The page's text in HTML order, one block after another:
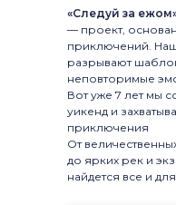
«Следуй за
— проект,
приключений.
разрывают
неповторимые
Вот уже 7 лет мы
уикенд и
приключения
От
до ярких рек и
найдется все и